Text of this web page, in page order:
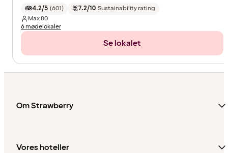
4.2/5 (601) 7.2/10 Sustainability rating
Max80
6 mødelokaler
Se lokalet
Om Strawberry
Vores hoteller